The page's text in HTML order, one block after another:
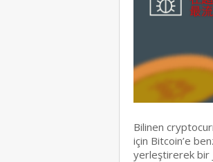
Bilinen
için Bitcoin’e
yerleştirerek bir